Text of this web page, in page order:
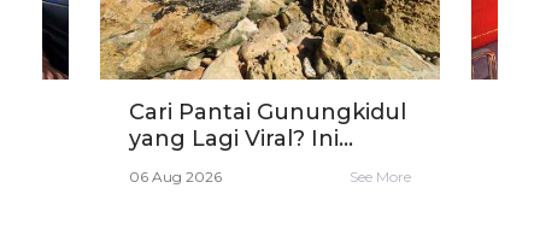
Cari Pantai Gunungkidul
yang Lagi Viral? Ini...
06 Aug 2026 See More